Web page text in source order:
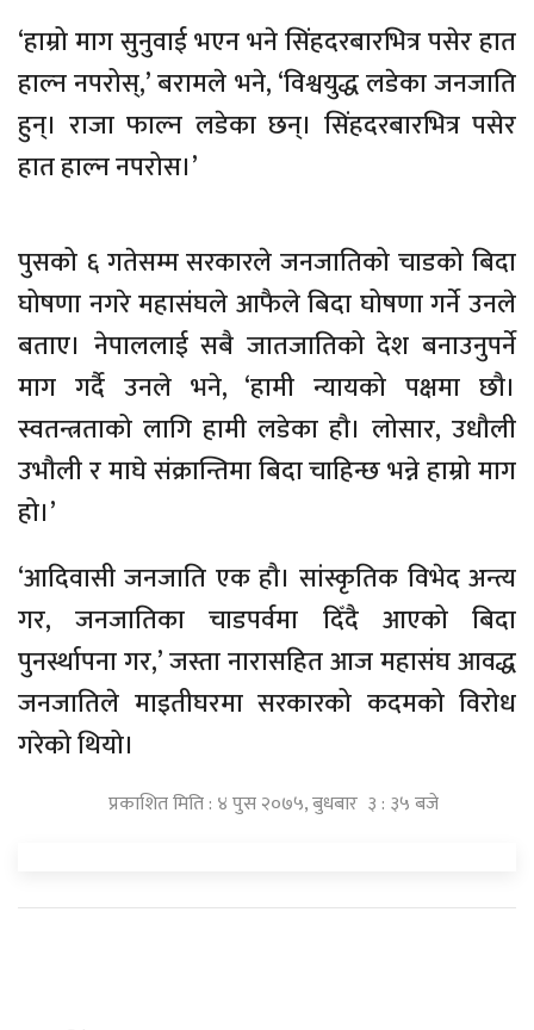
‘हाम्रो माग सुनुवाई भएन भने सिंहदरबारभित्र पसेर हात
हाल्न नपरोस्,’ बरामले भने, ‘विश्वयुद्ध लडेका जनजाति
हुन्। राजा फाल्न लडेका छन्। सिंहदरबारभित्र पसेर
हात हाल्न नपरोस।’
पुसको ६ गतेसम्म सरकारले जनजातिको चाडको बिदा
घोषणा नगरे महासंघले आफैले बिदा घोषणा गर्ने उनले
बताए। नेपाललाई सबै जातजातिको देश बनाउनुपर्ने
माग गर्दै उनले भने, ‘हामी न्यायको पक्षमा छौ।
स्वतन्त्रताको लागि हामी लडेका हौ। लोसार, उधौली
उभौली र माघे संक्रान्तिमा बिदा चाहिन्छ भन्ने हाम्रो माग
हो।’
‘आदिवासी जनजाति एक हौ। सांस्कृतिक विभेद अन्त्य
गर, जनजातिका चाडपर्वमा दिँदै आएको बिदा
पुनर्स्थापना गर,’ जस्ता नारासहित आज महासंघ आवद्ध
जनजातिले माइतीघरमा सरकारको कदमको विरोध
गरेको थियो।
प्रकाशित मिति : ४ पुस २०७५, बुधबार ३ : ३५ बजे